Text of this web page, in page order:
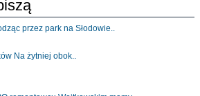
przez park na Słodowie..
Na żytniej obok..